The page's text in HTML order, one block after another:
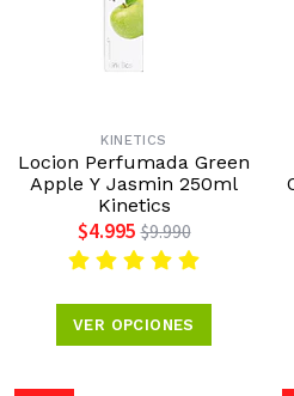
KINETICS
Locion Perfumada Green
Apple Y Jasmin 250ml
Kinetics
$4.995 $9.990
VER OPCIONES